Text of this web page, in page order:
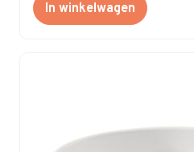
In winkelwagen